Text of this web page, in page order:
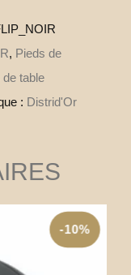
, Pieds de
table
: Distrid'Or
-10%